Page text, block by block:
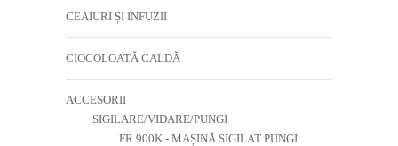
CEAIURI ȘI INFUZII
CIOCOLOATĂ CALDĂ
ACCESORII
SIGILARE/VIDARE/PUNGI
FR 900K - MAȘINĂ SIGILAT PUNGI